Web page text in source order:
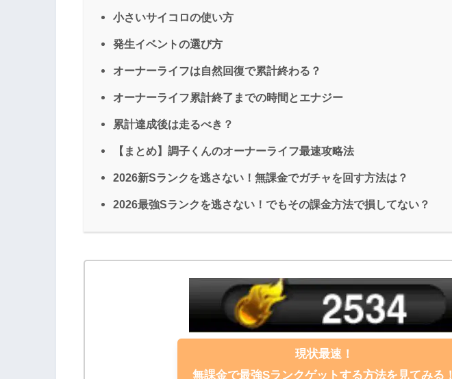
小さいサイコロの使い方
発生イベントの選び方
オーナーライフは自然回復で累計終わる？
オーナーライフ累計終了までの時間とエナジー
累計達成後は走るべき？
【まとめ】調子くんのオーナーライフ最速攻略法
2026新Sランクを逃さない！無課金でガチャを回す方法は？
2026最強Sランクを逃さない！でもその課金方法で損してない？
現状最速！
無課金で最強Sランクゲットする方法を見てみる！